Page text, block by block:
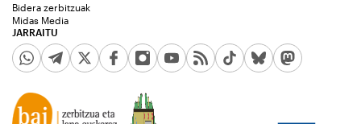
JARRAITU
Bidera zerbitzuak
Midas Media